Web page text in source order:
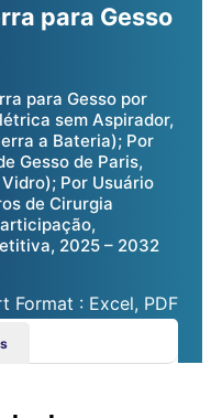
para Gesso
para Gesso por
sem Aspirador,
a Bateria); Por
Gesso de Paris,
Por Usuário
de Cirurgia
2025 – 2032
Format : Excel, PDF